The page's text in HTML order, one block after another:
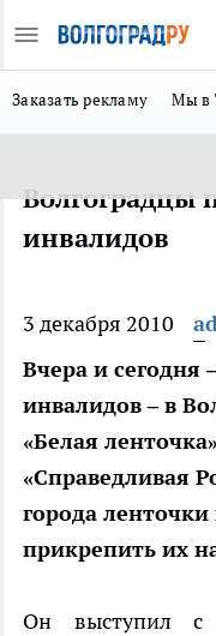
Заказать рекламу Мы в
Волгоградцы
инвалидов
3 декабря 2010
Вчера и
инвалидов – в
«Белая
«Справедливая
города
прикрепить их
Он выступил с